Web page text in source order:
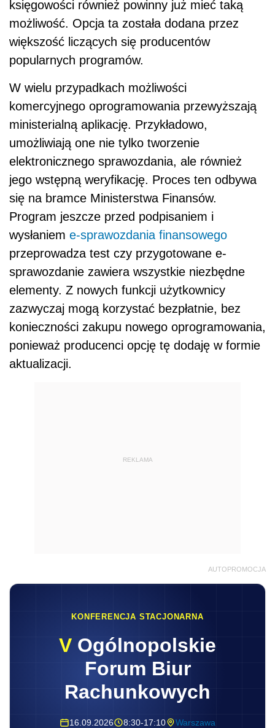
księgowości również powinny już mieć taką
możliwość. Opcja ta została dodana przez
większość liczących się producentów
popularnych programów.
W wielu przypadkach możliwości
komercyjnego oprogramowania przewyższają
ministerialną aplikację. Przykładowo,
umożliwiają one nie tylko tworzenie
elektronicznego sprawozdania, ale również
jego wstępną weryfikację. Proces ten odbywa
się na bramce Ministerstwa Finansów.
Program jeszcze przed podpisaniem i
wysłaniem e-sprawozdania finansowego
przeprowadza test czy przygotowane e-
sprawozdanie zawiera wszystkie niezbędne
elementy. Z nowych funkcji użytkownicy
zazwyczaj mogą korzystać bezpłatnie, bez
konieczności zakupu nowego oprogramowania,
ponieważ producenci opcję tę dodaję w formie
aktualizacji.
REKLAMA
AUTOPROMOCJA
KONFERENCJA STACJONARNA
V Ogólnopolskie
Forum Biur
Rachunkowych
16.09.2026 8:30-17:10 Warszawa